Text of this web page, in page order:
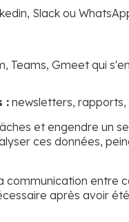
Slack ou
Teams, Gmeet qui
: newsletters, rapports,
et engendre un
ces données,
communication entre
après avoir